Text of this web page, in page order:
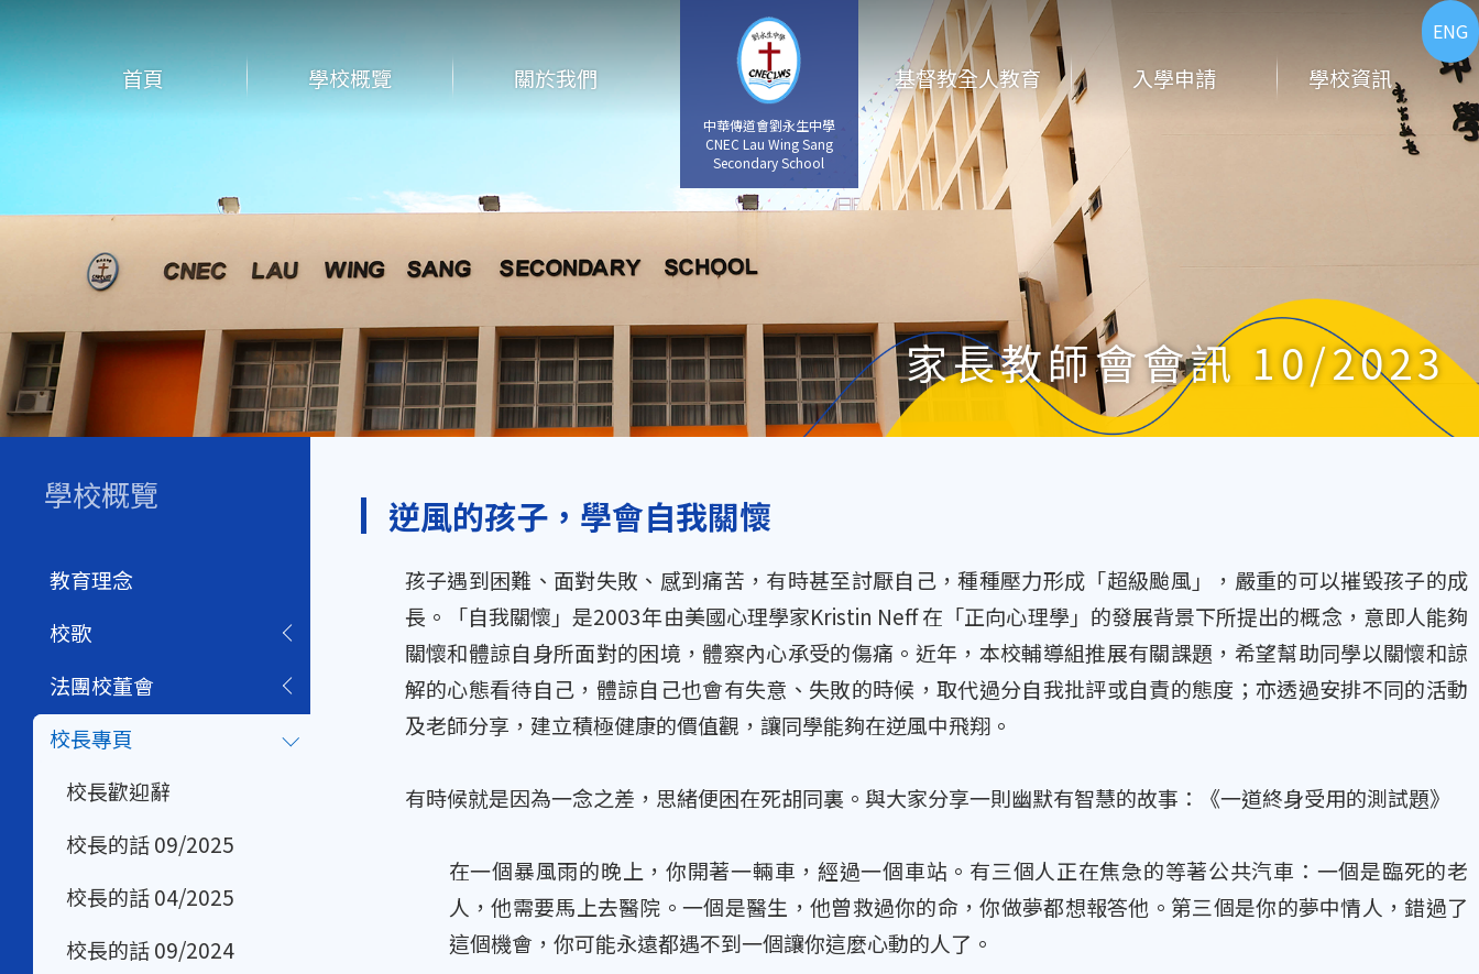
中華傳道會劉永生中學
CNEC Lau Wing Sang
Secondary School
ENG
首頁 學校概覽 關於我們 基督教全人教育 入學申請 學校資訊
家長教師會會訊 10/2023
逆風的孩子，學會自我關懷
孩子遇到困難、面對失敗、感到痛苦，有時甚至討厭自己，種種壓力形成「超級颱風」，嚴重的可以摧毀孩子的成
長。「自我關懷」是2003年由美國心理學家Kristin Neff 在「正向心理學」的發展背景下所提出的概念，意即人能夠
關懷和體諒自身所面對的困境，體察內心承受的傷痛。近年，本校輔導組推展有關課題，希望幫助同學以關懷和諒
解的心態看待自己，體諒自己也會有失意、失敗的時候，取代過分自我批評或自責的態度；亦透過安排不同的活動
及老師分享，建立積極健康的價值觀，讓同學能夠在逆風中飛翔。
有時候就是因為一念之差，思緒便困在死胡同裏。與大家分享一則幽默有智慧的故事：《一道終身受用的測試題》
在一個暴風雨的晚上，你開著一輛車，經過一個車站。有三個人正在焦急的等著公共汽車：一個是臨死的老
人，他需要馬上去醫院。一個是醫生，他曾救過你的命，你做夢都想報答他。第三個是你的夢中情人，錯過了
這個機會，你可能永遠都遇不到一個讓你這麼心動的人了。
學校概覽
教育理念
校歌
法團校董會
校長專頁
校長歡迎辭
校長的話 09/2025
校長的話 04/2025
校長的話 09/2024